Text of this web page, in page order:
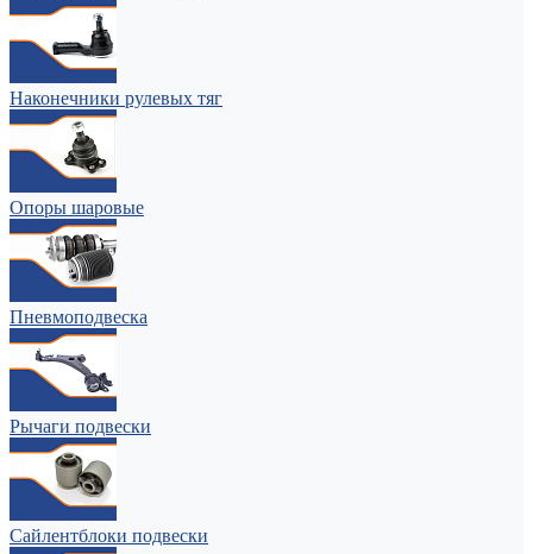
Наконечники рулевых тяг
Опоры шаровые
Пневмоподвеска
Рычаги подвески
Сайлентблоки подвески